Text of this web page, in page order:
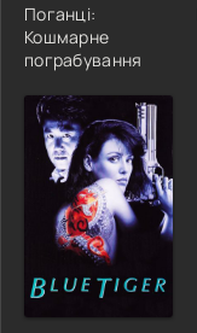
Поганці:
Кошмарне
пограбування